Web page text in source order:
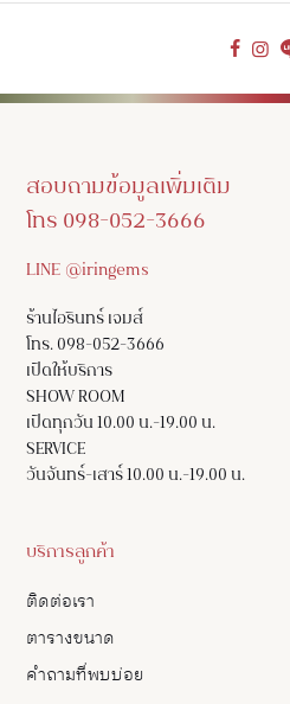
สอบถามข้อมูลเพิ่มเติม
โทร 098-052-3666
LINE @iringems
ร้านไอรินทร์ เจมส์
โทร. 098-052-3666
เปิดให้บริการ
SHOW ROOM
เปิดทุกวัน 10.00 น.-19.00 น.
SERVICE
วันจันทร์-เสาร์ 10.00 น.-19.00 น.
บริการลูกค้า
ติดต่อเรา
ตารางขนาด
คำถามที่พบบ่อย